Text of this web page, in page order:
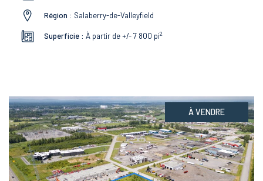
Région : Salaberry-de-Valleyfield
Superficie : À partir de +/- 7 800 pi2
À VENDRE